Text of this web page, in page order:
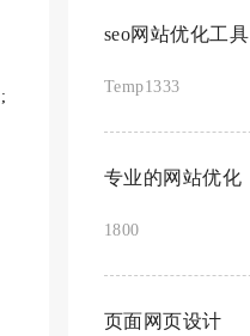
;
seo网站优化工具
Temp1333
专业的网站优化
1800
页面网页设计